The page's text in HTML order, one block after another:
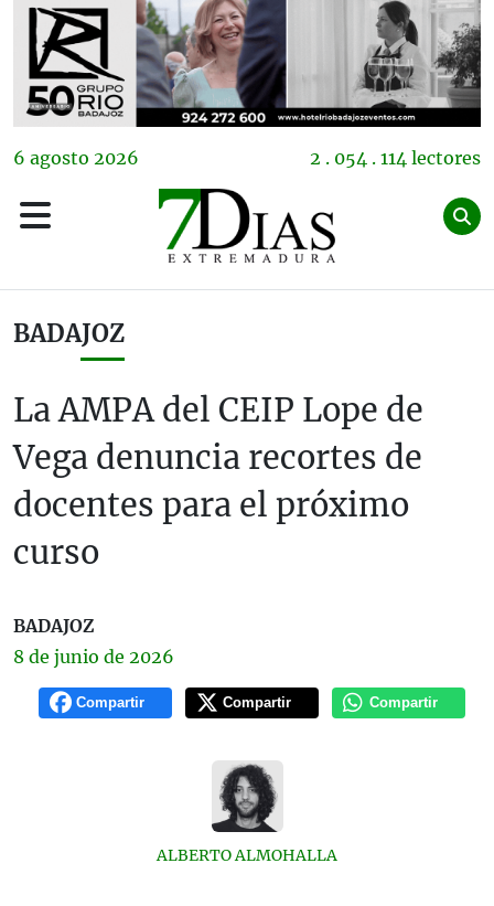
6 agosto 2026 2 . 054 . 114 lectores
BADAJOZ
La AMPA del CEIP Lope de
Vega denuncia recortes de
docentes para el próximo
curso
BADAJOZ
8 de junio de 2026
Compartir Compartir Compartir
ALBERTO ALMOHALLA